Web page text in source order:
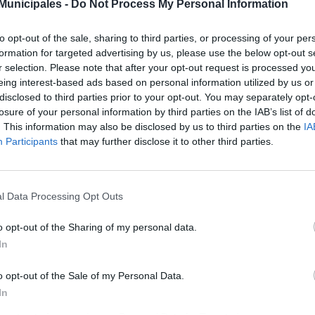
- Do Not Process My Personal Information
opt-out of the sale, sharing to third parties, or processing of your
for targeted advertising by us, please use the below opt-out
selection. Please note that after your opt-out request is processed
interest-based ads based on personal information utilized by us
to third parties prior to your opt-out. You may separately
of your personal information by third parties on the IAB’s list of
This information may also be disclosed by us to third parties on the
Participants that may further disclose it to other third parties.
Data Processing Opt Outs
opt-out of the Sharing of my personal data.
opt-out of the Sale of my Personal Data.
Ramírez, respectivamente, han firmado hoy el convenio de
a facilitar la movilidad específicamente a personas y
en el marco del Plan de Rescate Social y Contra la Pobreza del
municipal de transporte facilitará en los próximos días a
del BonoGuagua recargadas con 10 viajes cada una, por
entre aquellos casos de extrema precariedad económica
en proceso de intervención social y amparados por el
de al menos 20.000 familias del municipio que sufren
es una medida novedosa que pretende ayudar al transporte
todo, aquellas que ya son atendidas por los técnicos de
al tiempo que recordó que el Plan municipal recoge otra
ejes de actuación: garantizar el acceso a bienes y servicios
de derechos sociales; y corresponsabilidad institucional.
el concejal de Cohesión Social ha subrayado que los
empadronadas en Las Palmas de Gran Canaria, en situación
de la pobreza y que estén en proceso de intervención desde
de distribuir los bonos de transporte.
su parte, José Eduardo Ramírez ha precisado que la